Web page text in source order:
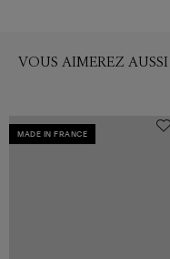
VOUS AIMEREZ AUSSI
MADE IN FRANCE